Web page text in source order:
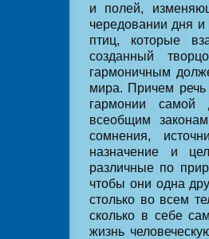
и полей,
чередовании дня
птиц, которые
созданный
гармоничным
мира. Причем
гармонии самой
всеобщим
сомнения,
назначение и
различные по
чтобы они одна
столько во всем
сколько в себе
жизнь